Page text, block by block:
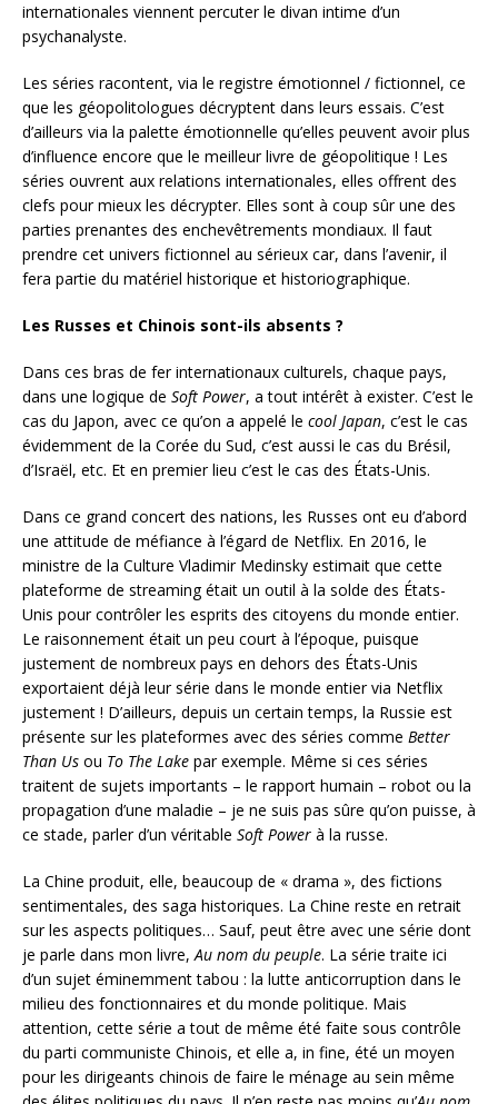
internationales viennent percuter le divan intime d’un
psychanalyste.
Les séries racontent, via le registre émotionnel / fictionnel, ce
que les géopolitologues décryptent dans leurs essais. C’est
d’ailleurs via la palette émotionnelle qu’elles peuvent avoir plus
d’influence encore que le meilleur livre de géopolitique ! Les
séries ouvrent aux relations internationales, elles offrent des
clefs pour mieux les décrypter. Elles sont à coup sûr une des
parties prenantes des enchevêtrements mondiaux. Il faut
prendre cet univers fictionnel au sérieux car, dans l’avenir, il
fera partie du matériel historique et historiographique.
Les Russes et Chinois sont-ils absents ?
Dans ces bras de fer internationaux culturels, chaque pays,
dans une logique de Soft Power, a tout intérêt à exister. C’est le
cas du Japon, avec ce qu’on a appelé le cool Japan, c’est le cas
évidemment de la Corée du Sud, c’est aussi le cas du Brésil,
d’Israël, etc. Et en premier lieu c’est le cas des États-Unis.
Dans ce grand concert des nations, les Russes ont eu d’abord
une attitude de méfiance à l’égard de Netflix. En 2016, le
ministre de la Culture Vladimir Medinsky estimait que cette
plateforme de streaming était un outil à la solde des États-
Unis pour contrôler les esprits des citoyens du monde entier.
Le raisonnement était un peu court à l’époque, puisque
justement de nombreux pays en dehors des États-Unis
exportaient déjà leur série dans le monde entier via Netflix
justement ! D’ailleurs, depuis un certain temps, la Russie est
présente sur les plateformes avec des séries comme Better
Than Us ou To The Lake par exemple. Même si ces séries
traitent de sujets importants – le rapport humain – robot ou la
propagation d’une maladie – je ne suis pas sûre qu’on puisse, à
ce stade, parler d’un véritable Soft Power à la russe.
La Chine produit, elle, beaucoup de « drama », des fictions
sentimentales, des saga historiques. La Chine reste en retrait
sur les aspects politiques… Sauf, peut être avec une série dont
je parle dans mon livre,Au nom du peuple. La série traite ici
d’un sujet éminemment tabou : la lutte anticorruption dans le
milieu des fonctionnaires et du monde politique. Mais
attention, cette série a tout de même été faite sous contrôle
du parti communiste Chinois, et elle a, in fine, été un moyen
pour les dirigeants chinois de faire le ménage au sein même